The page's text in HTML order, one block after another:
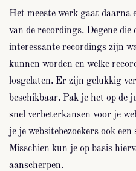
Het meeste werk gaat daarna
van de recordings. Degene
interessante recordings zijn
kunnen worden en welke
losgelaten. Er zijn gelukkig
beschikbaar. Pak je het op de
snel verbeterkansen voor je
je je websitebezoekers ook
Misschien kun je op basis
aanscherpen.